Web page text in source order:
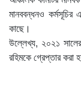
মানববন্ধনও কর্মসূচির
কাছে।
উল্লেখ্য, ২০২১
রহিমকে গ্রেপ্তার করা